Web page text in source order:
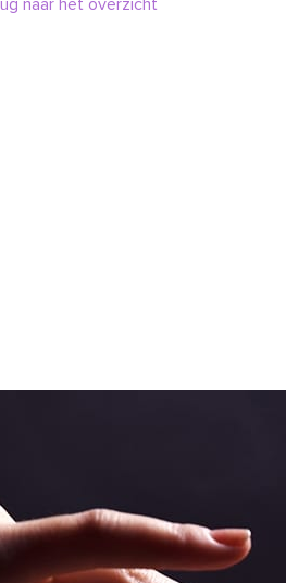
naar het overzicht